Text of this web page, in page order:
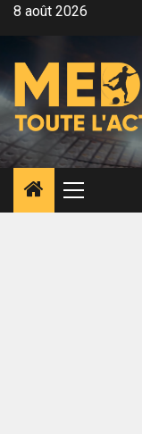
Aller8 août 2026
Menu
principal